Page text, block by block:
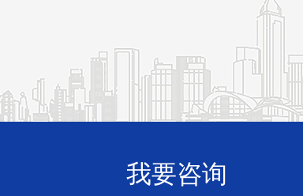
我要咨询